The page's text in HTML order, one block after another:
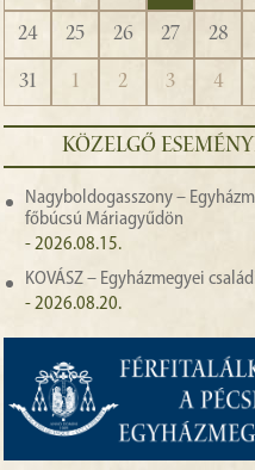
24
25 26 27 28
31
1 2 3 4
KÖZELGŐ
Nagyboldogasszony –
főbúcsú Máriagyűdön
- 2026.08.15.
KOVÁSZ – Egyházmegyei
- 2026.08.20.